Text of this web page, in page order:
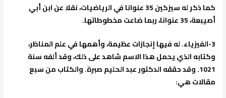
كما ذكر له سيزكين 35 عنوانا في الرياضيات، نقلا عن ابن أبي
أصيبعة، 35 عنوانا، ربما ضاعت مخطوطاتها.
3- الفيزياء. له فيها إنجازات عظيمة، وأهمها في علم المناظر،
وكتابه الذي يحمل هذا الاسم شاهد على ذلك، وقد ألفه سنة
1021. وقد حققه الدكتور عبد الحليم صبرة. والكتاب من سبع
مقالات هي: